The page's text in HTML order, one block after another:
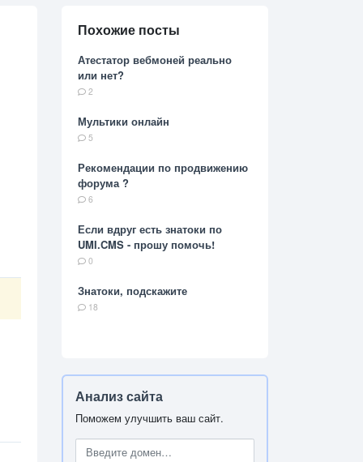
Похожие посты
Атестатор вебмоней реально
или нет?
2
Мультики онлайн
5
Рекомендации по продвижению
форума ?
6
Если вдруг есть знатоки по
UMI.CMS - прошу помочь!
0
Знатоки, подскажите
18
Анализ сайта
Поможем улучшить ваш сайт.